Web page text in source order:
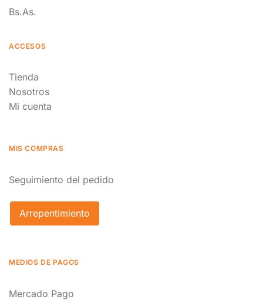
Bs.As.
ACCESOS
Tienda
Nosotros
Mi cuenta
MIS COMPRAS
Seguimiento del pedido
Arrepentimiento
MEDIOS DE PAGOS
Mercado Pago